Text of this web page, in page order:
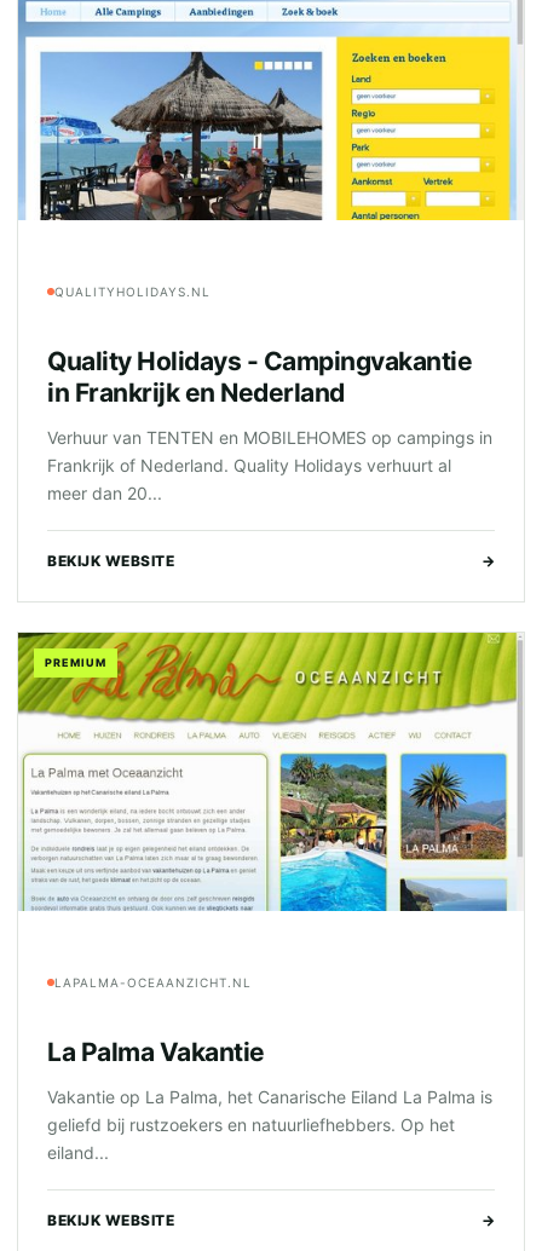
QUALITYHOLIDAYS.NL
Quality Holidays - Campingvakantie
in Frankrijk en Nederland
Verhuur van TENTEN en MOBILEHOMES op campings in
Frankrijk of Nederland. Quality Holidays verhuurt al
meer dan 20...
BEKIJK WEBSITE →
PREMIUM
LAPALMA-OCEAANZICHT.NL
La Palma Vakantie
Vakantie op La Palma, het Canarische Eiland La Palma is
geliefd bij rustzoekers en natuurliefhebbers. Op het
eiland...
BEKIJK WEBSITE →